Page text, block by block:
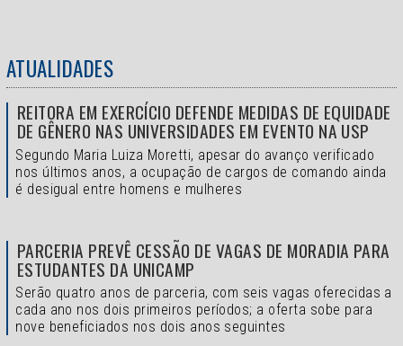
ATUALIDADES
REITORA EM EXERCÍCIO DEFENDE MEDIDAS DE EQUIDADE
DE GÊNERO NAS UNIVERSIDADES EM EVENTO NA USP
Segundo Maria Luiza Moretti, apesar do avanço verificado
nos últimos anos, a ocupação de cargos de comando ainda
é desigual entre homens e mulheres
PARCERIA PREVÊ CESSÃO DE VAGAS DE MORADIA PARA
ESTUDANTES DA UNICAMP
Serão quatro anos de parceria, com seis vagas oferecidas a
cada ano nos dois primeiros períodos; a oferta sobe para
nove beneficiados nos dois anos seguintes